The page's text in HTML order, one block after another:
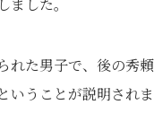
れた男子で、後の秀
うことが説明されま